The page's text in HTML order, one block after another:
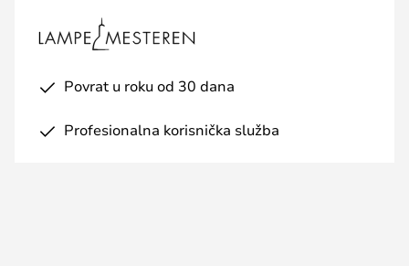
Povrat u roku od 30 dana
Profesionalna korisnička služba